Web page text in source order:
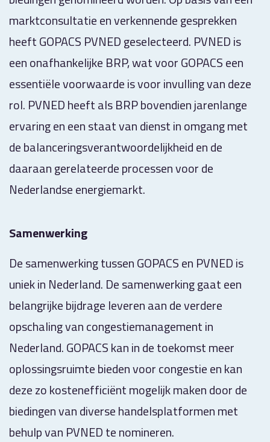
marktconsultatie en verkennende gesprekken
heeft GOPACS PVNED geselecteerd. PVNED is
een onafhankelijke BRP, wat voor GOPACS een
essentiële voorwaarde is voor invulling van deze
rol. PVNED heeft als BRP bovendien jarenlange
ervaring en een staat van dienst in omgang met
de balanceringsverantwoordelijkheid en de
daaraan gerelateerde processen voor de
Nederlandse energiemarkt.
Samenwerking
De samenwerking tussen GOPACS en PVNED is
uniek in Nederland. De samenwerking gaat een
belangrijke bijdrage leveren aan de verdere
opschaling van congestiemanagement in
Nederland. GOPACS kan in de toekomst meer
oplossingsruimte bieden voor congestie en kan
deze zo kostenefficiënt mogelijk maken door de
biedingen van diverse handelsplatformen met
behulp van PVNED te nomineren.